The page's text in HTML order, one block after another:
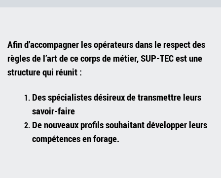
Afin d’accompagner les opérateurs dans le respect des
règles de l’art de ce corps de métier, SUP-TEC est une
structure qui réunit :
Des spécialistes désireux de transmettre leurs
savoir-faire
De nouveaux profils souhaitant développer leurs
compétences en forage.